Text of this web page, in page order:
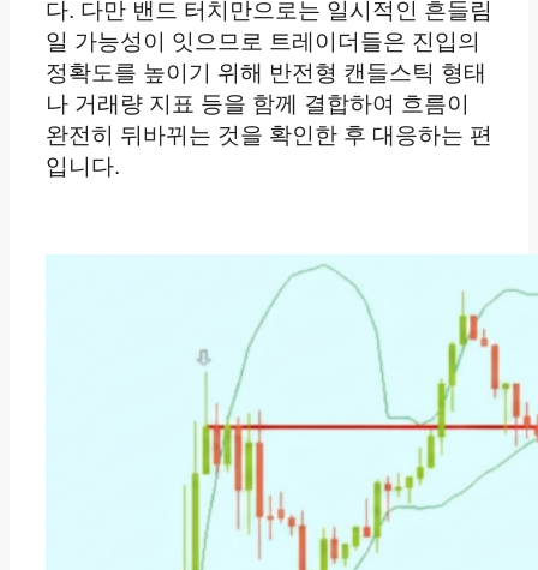
다. 다만 밴드 터치만으로는 일시적인 흔들림
일 가능성이 잇으므로 트레이더들은 진입의
정확도를 높이기 위해 반전형 캔들스틱 형태
나 거래량 지표 등을 함께 결합하여 흐름이
완전히 뒤바뀌는 것을 확인한 후 대응하는 편
입니다.